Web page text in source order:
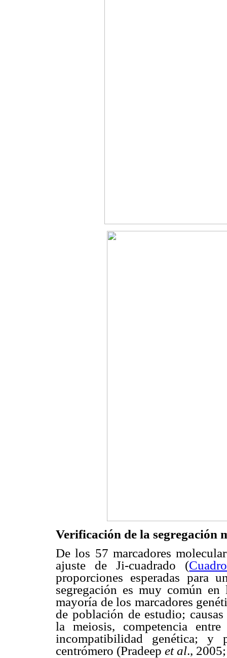
Verificación de la segregación
De los 57 marcadores
ajuste de Ji-cuadrado (
proporciones esperadas para
segregación es muy común
mayoría de los marcadores
de población de estudio;
la meiosis, competencia
incompatibilidad genética;
centrómero (Pradeep et al.,